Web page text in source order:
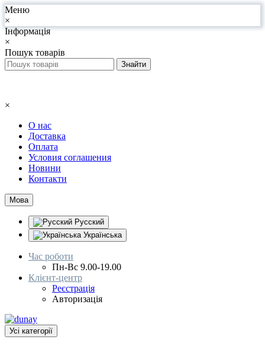
Меню
×
Інформація
×
Пошук товарів
×
О нас
Доставка
Оплата
Условия соглашения
Новини
Контакти
Мова
Русский
Українська
Час роботи
Пн-Вс 9.00-19.00
Клієнт-центр
Реєстрація
Авторизація
Усі категорії